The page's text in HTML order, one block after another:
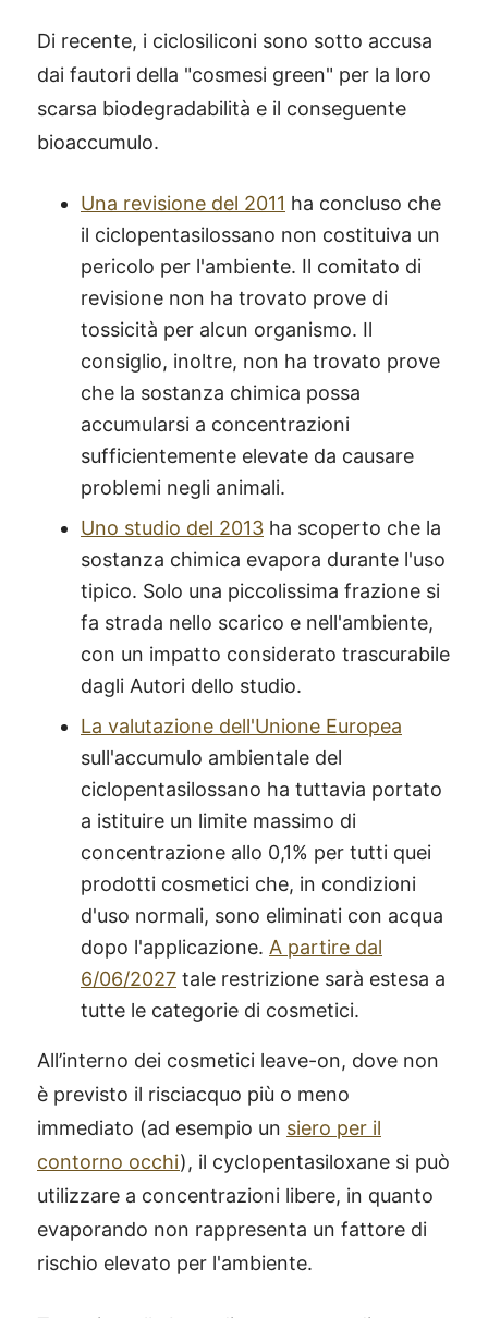
Di recente, i ciclosiliconi sono sotto accusa
dai fautori della "cosmesi green" per la loro
scarsa biodegradabilità e il conseguente
bioaccumulo.
Una revisione del 2011 ha concluso che
il ciclopentasilossano non costituiva un
pericolo per l'ambiente. Il comitato di
revisione non ha trovato prove di
tossicità per alcun organismo. Il
consiglio, inoltre, non ha trovato prove
che la sostanza chimica possa
accumularsi a concentrazioni
sufficientemente elevate da causare
problemi negli animali.
Uno studio del 2013 ha scoperto che la
sostanza chimica evapora durante l'uso
tipico. Solo una piccolissima frazione si
fa strada nello scarico e nell'ambiente,
con un impatto considerato trascurabile
dagli Autori dello studio.
La valutazione dell'Unione Europea
sull'accumulo ambientale del
ciclopentasilossano ha tuttavia portato
a istituire un limite massimo di
concentrazione allo 0,1% per tutti quei
prodotti cosmetici che, in condizioni
d'uso normali, sono eliminati con acqua
dopo l'applicazione. A partire dal
6/06/2027 tale restrizione sarà estesa a
tutte le categorie di cosmetici.
All’interno dei cosmetici leave-on, dove non
è previsto il risciacquo più o meno
immediato (ad esempio un siero per il
contorno occhi), il cyclopentasiloxane si può
utilizzare a concentrazioni libere, in quanto
evaporando non rappresenta un fattore di
rischio elevato per l'ambiente.